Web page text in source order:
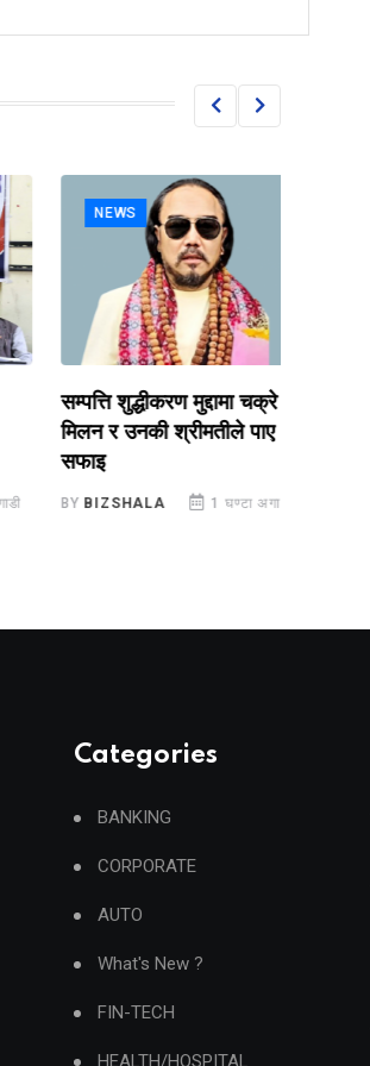
NEWS
सम्पत्ति शुद्धीकरण मुद्दामा चक्रे
मिलन र उनकी श्रीमतीले पाए
सफाइ
BIZSHALA 1 घण्टा अगाडी
Categories
BANKING
CORPORATE
AUTO
What's New ?
FIN-TECH
HEALTH/HOSPITAL